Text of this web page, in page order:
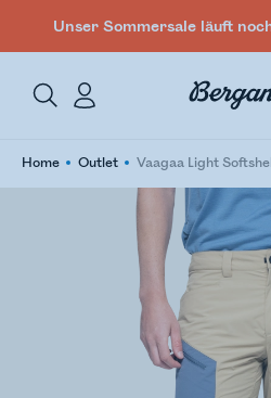
Unser Sommersale läuft
Home Outlet Vaagaa Light